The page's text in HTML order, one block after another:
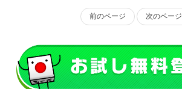
前のページ 次のページ